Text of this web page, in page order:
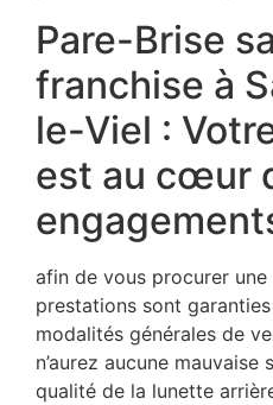
Pare-Brise
franchise à
le-Viel :
est au cœur
afin de vous procurer
prestations sont
modalités générales de
n’aurez aucune mauvaise
qualité de la lunette